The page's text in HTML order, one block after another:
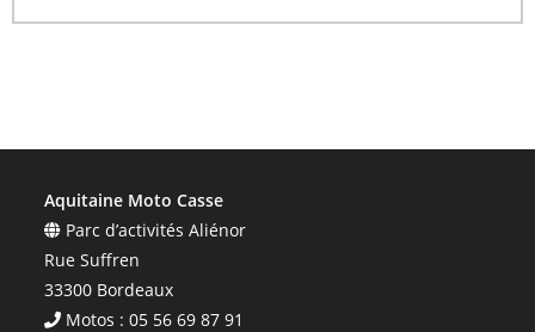
Aquitaine Moto Casse
Parc d’activités Aliénor
Rue Suffren
33300 Bordeaux
Motos : 05 56 69 87 91